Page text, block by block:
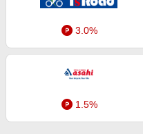
ファッション・インナー・小物
食品・スイーツ・お酒
日用品・キッチン用品
コスメ・健康・医薬品
キッズ・ベビー用品
家電・PC・スマホ・カメラ
初回購入者限定特典
新着ストアのご紹介
電子書籍特集
友達紹介
楽天IDでログイン/会員登録
3.0%
1.5%